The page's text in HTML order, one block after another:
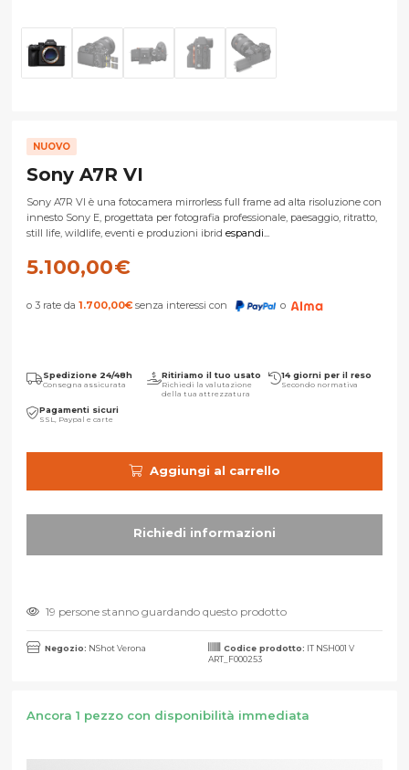
NUOVO
Sony A7R VI
Sony A7R VI è una fotocamera mirrorless full frame ad alta risoluzione con
innesto Sony E, progettata per fotografia professionale, paesaggio, ritratto,
still life, wildlife, eventi e produzioni ibrid espandi...
5.100,00€
o 3 rate da 1.700,00€ senza interessi con o
Spedizione 24/48h
Consegna assicurata
Ritiriamo il tuo usato
Richiedi la valutazione
della tua attrezzatura
14 giorni per il reso
Secondo normativa
Pagamenti sicuri
SSL, Paypal e carte
Aggiungi al carrello
19 persone stanno guardando questo prodotto
Negozio: NShot Verona Codice prodotto: IT NSH001 V
ART_F000253
Ancora 1 pezzo con disponibilità immediata